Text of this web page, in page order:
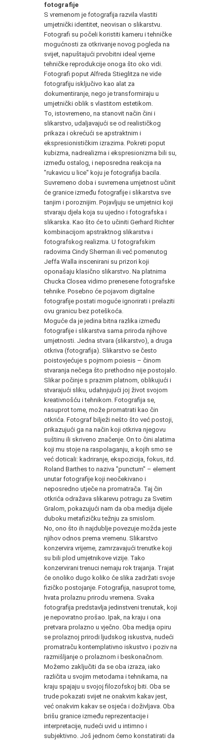
fotografije
S vremenom je fotografija razvila vlastiti
umjetnički identitet, neovisan o slikarstvu.
Fotografi su počeli koristiti kameru i tehničke
mogućnosti za otkrivanje novog pogleda na
svijet, napuštajući prvobitni ideal vjerne
tehničke reprodukcije onoga što oko vidi.
Fotografi poput Alfreda Stieglitza ne vide
fotografiju isključivo kao alat za
dokumentiranje, nego je transformiraju u
umjetnički oblik s vlastitom estetikom.
To, istovremeno, na stanovit način čini i
slikarstvo, udaljavajući se od realističkog
prikaza i okrećući se apstraktnim i
ekspresionističkim izrazima. Pokreti poput
kubizma, nadrealizma i ekspresionizma bili su,
između ostalog, i neposredna reakcija na
"rukavicu u lice" koju je fotografija bacila.
Suvremeno doba i suvremena umjetnost učinit
će granice između fotografije i slikarstva sve
tanjim i poroznijim. Pojavljuju se umjetnici koji
stvaraju djela koja su ujedno i fotografska i
slikarska. Kao što će to učiniti Gerhard Richter
kombinacijom apstraktnog slikarstva i
fotografskog realizma. U fotografskim
radovima Cindy Sherman ili već pomenutog
Jeffa Walla inscenirani su prizori koji
oponašaju klasično slikarstvo. Na platnima
Chucka Closea vidimo prenesene fotografske
tehnike. Posebno će pojavom digitalne
fotografije postati moguće ignorirati i prelaziti
ovu granicu bez poteškoća.
Moguće da je jedina bitna razlika između
fotografije i slikarstva sama priroda njihove
umjetnosti. Jedna stvara (slikarstvo), a druga
otkriva (fotografija). Slikarstvo se često
poistovjećuje s pojmom poiesis – činom
stvaranja nečega što prethodno nije postojalo.
Slikar počinje s praznim platnom, oblikujući i
stvarajući sliku, udahnjujući joj život svojom
kreativnošću i tehnikom. Fotografija se,
nasuprot tome, može promatrati kao čin
otkrića. Fotograf bilježi nešto što već postoji,
prikazujući ga na način koji otkriva njegovu
suštinu ili skriveno značenje. On to čini alatima
koji mu stoje na raspolaganju, a kojih smo se
već doticali: kadriranje, ekspozicija, fokus, itd.
Roland Barthes to naziva "punctum" – element
unutar fotografije koji neočekivano i
neposredno utječe na promatrača. Taj čin
otkrića odražava slikarevu potragu za Svetim
Gralom, pokazujući nam da oba medija dijele
duboku metafizičku težnju za smislom.
No, ono što ih najdublje povezuje možda jeste
njihov odnos prema vremenu. Slikarstvo
konzervira vrijeme, zamrzavajući trenutke koji
su bili plod umjetnikove vizije. Tako
konzervirani trenuci nemaju rok trajanja. Trajat
će onoliko dugo koliko će slika zadržati svoje
fizičko postojanje. Fotografija, nasuprot tome,
hvata prolaznu prirodu vremena. Svaka
fotografija predstavlja jedinstveni trenutak, koji
je nepovratno prošao. Ipak, na kraju i ona
pretvara prolazno u vječno. Oba medija opiru
se prolaznoj prirodi ljudskog iskustva, nudeći
promatraču kontemplativno iskustvo i poziv na
razmišljanje o prolaznom i beskonačnom.
Možemo zaključiti da se oba izraza, iako
različita u svojim metodama i tehnikama, na
kraju spajaju u svojoj filozofskoj biti. Oba se
trude pokazati svijet ne onakvim kakav jest,
već onakvim kakav se osjeća i doživljava. Oba
brišu granice između reprezentacije i
interpretacije, nudeći uvid u intimno i
subjektivno. Još jednom ćemo konstatirati da